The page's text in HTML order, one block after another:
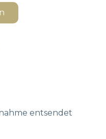
entsendet